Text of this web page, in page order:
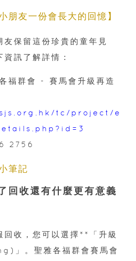
朋友一份會長大的回憶】
友保留這份珍貴的童年見
訊了解詳情：
福群會 - 賽馬會升級再造
tc/project/e
2756
筆記
回收還有什麼更有意義
回收，您可以選擇**「升級
」。聖雅各福群會賽馬會